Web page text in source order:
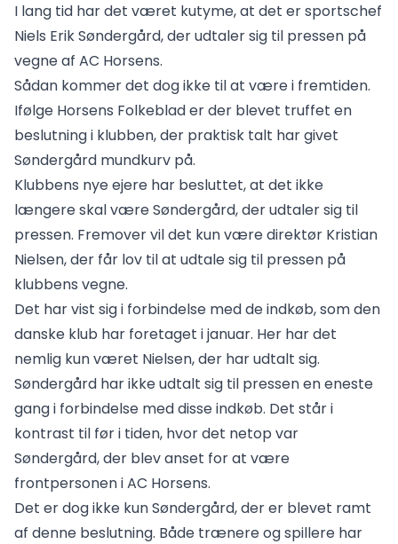
I lang tid har det været kutyme, at det er sportschef
Niels Erik Søndergård, der udtaler sig til pressen på
vegne af AC Horsens.
Sådan kommer det dog ikke til at være i fremtiden.
Ifølge Horsens Folkeblad er der blevet truffet en
beslutning i klubben, der praktisk talt har givet
Søndergård mundkurv på.
Klubbens nye ejere har besluttet, at det ikke
længere skal være Søndergård, der udtaler sig til
pressen. Fremover vil det kun være direktør Kristian
Nielsen, der får lov til at udtale sig til pressen på
klubbens vegne.
Det har vist sig i forbindelse med de indkøb, som den
danske klub har foretaget i januar. Her har det
nemlig kun været Nielsen, der har udtalt sig.
Søndergård har ikke udtalt sig til pressen en eneste
gang i forbindelse med disse indkøb. Det står i
kontrast til før i tiden, hvor det netop var
Søndergård, der blev anset for at være
frontpersonen i AC Horsens.
Det er dog ikke kun Søndergård, der er blevet ramt
af denne beslutning. Både trænere og spillere har